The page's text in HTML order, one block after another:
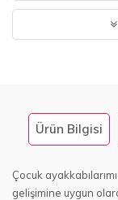
Ürün Bilgisi
Çocuk
gelişimine uygun